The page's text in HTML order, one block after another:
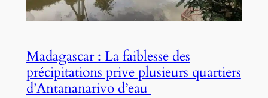
Madagascar : La faiblesse des
précipitations prive plusieurs quartiers
d’Antananarivo d’eau